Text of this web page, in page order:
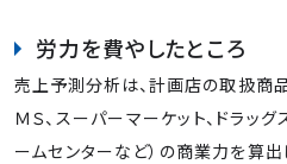
労力を費やしたところ
売上予測分析は、計画店の取扱商
ＭＳ、スーパーマーケット、ドラッグ
ームセンターなど）の商業力を算